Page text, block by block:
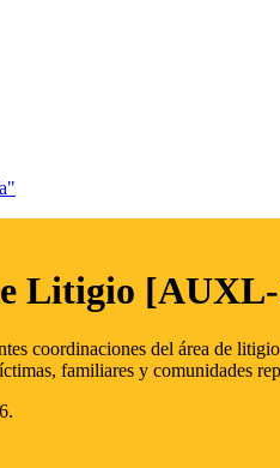
Litigio [AUXL-
coordinaciones del área de
familiares y comunidades